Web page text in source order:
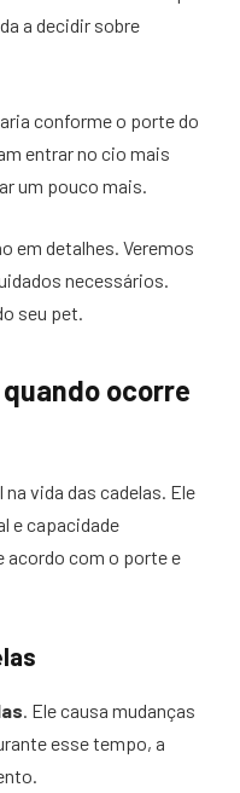
a decidir sobre
conforme o porte do
entrar no cio mais
um pouco mais.
em detalhes. Veremos
necessários.
seu pet.
quando ocorre
vida das cadelas. Ele
e capacidade
acordo com o porte e
. Ele causa mudanças
esse tempo, a